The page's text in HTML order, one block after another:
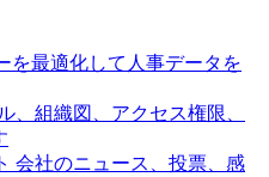
を最適化して人事データを
、組織図、アクセス権限、
会社のニュース、投票、感